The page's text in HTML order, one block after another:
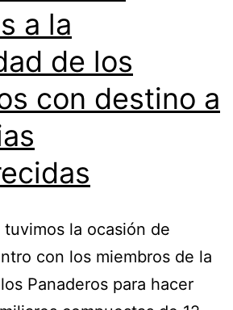
a la
de los
con destino a
la ocasión de
con los miembros de la
Panaderos para hacer